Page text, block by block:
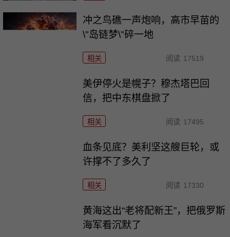
冲之鸟礁一声炮响，高市早苗的
\"岛链梦\"碎一地
相关 阅读 17519
美伊停火是幌子？穆杰塔巴回
信，把中东棋盘掀了
相关 阅读 17495
血条见底？美利坚这艘巨轮，或
许撑不了多久了
相关 阅读 17330
黄海这出“老将配新王”，把俄罗斯
海军看沉默了